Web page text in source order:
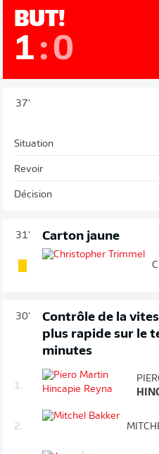
BUT!
1:0
37'
Situation
Revoir
Décision
31' Carton jaune
30'
Contrôle de la
plus rapide sur le
minutes
1.
2.